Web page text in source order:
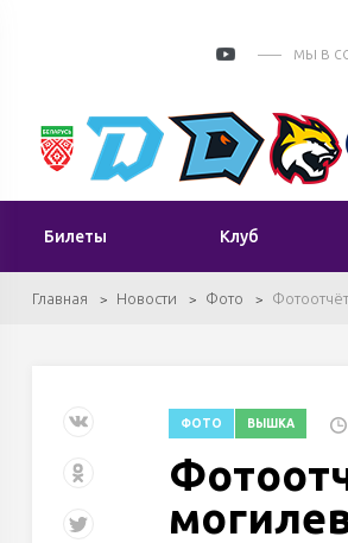
мы в
Билеты Клуб
Главная Новости Фото
ФОТО ВЫШКА